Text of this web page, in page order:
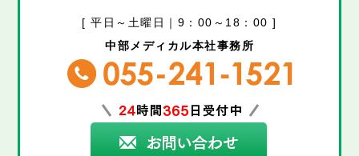
[ 平日～土曜日｜9：00～18：00 ]
中部メディカル本社事務所